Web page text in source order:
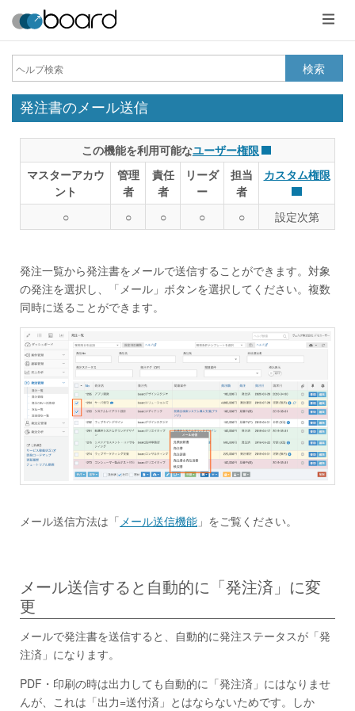
メ
ニ
ュ
ー
検索
発注書のメール送信
この機能を利用可能なユーザー権限
マスターアカウ
ント
管理
者
責任
者
リーダ
ー
担当
者
カスタム権限
○ ○ ○ ○ ○ 設定次第
発注一覧から発注書をメールで送信することができます。対象
の発注を選択し、「メール」ボタンを選択してください。複数
同時に送ることができます。
メール送信方法は「メール送信機能 」をご覧ください。
メール送信すると自動的に「発注済」に変
更
メールで発注書を送信すると、自動的に発注ステータスが「発
注済」になります。
PDF・印刷の時は出力しても自動的に「発注済」にはなりませ
んが、これは「出力=送付済」とはならないためです。しか